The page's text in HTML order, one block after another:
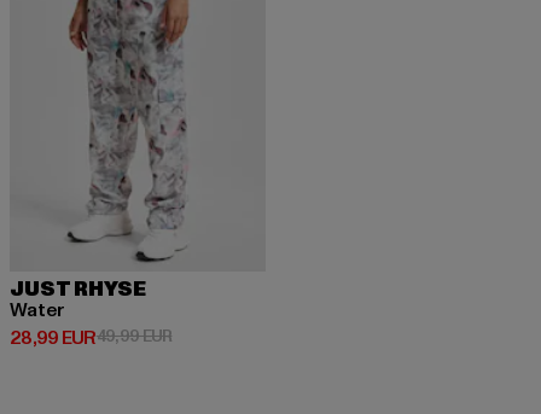
JUST RHYSE
Water
28,99 EUR
Derzeitiger Preis: 28,99 EUR
49,99 EURAktionspreis: 49,99 EUR